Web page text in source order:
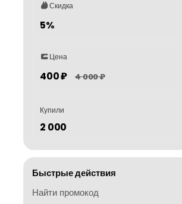
Скидка
5%
Цена
400 ₽ 4 000 ₽
Купили
2 000
Быстрые действия
Найти промокод